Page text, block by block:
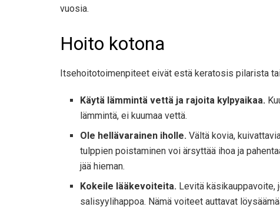
vuosia.
Hoito kotona
Itsehoitotoimenpiteet eivät estä keratosis pilarista
Käytä lämmintä vettä ja rajoita kylpyaikaa.
lämmintä, ei kuumaa vettä.
Ole hellävarainen iholle. Vältä kovia,
tulppien poistaminen voi ärsyttää ihoa ja
jää hieman.
Kokeile lääkevoiteita. Levitä käsikauppavoite,
salisyylihappoa. Nämä voiteet auttavat